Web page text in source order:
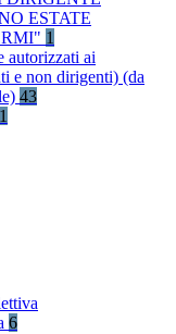
ESTATE
1
autorizzati ai
e non dirigenti) (da
43
1
6